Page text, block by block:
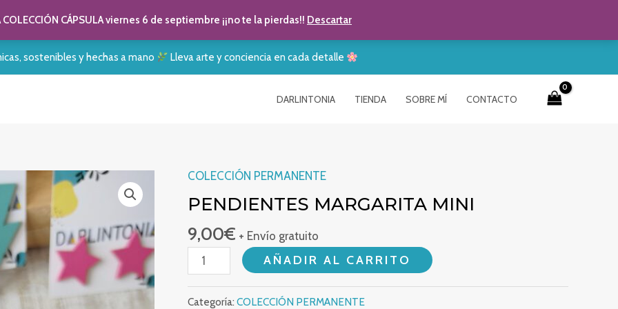
sostenibles y hechas a mano Lleva arte y conciencia en cada detalle
DARLINTONIA TIENDA SOBRE MÍ CONTACTO
COLECCIÓN PERMANENTE
PENDIENTES MARGARITA MINI
9,00€ + Envío gratuito
PENDIENTES MARGARITA MINI cantidad
AÑADIR AL CARRITO
Categoría: COLECCIÓN PERMANENTE
COLECCIÓN CÁPSULA viernes 6 de septiembre ¡¡no te la pierdas!! Descartar